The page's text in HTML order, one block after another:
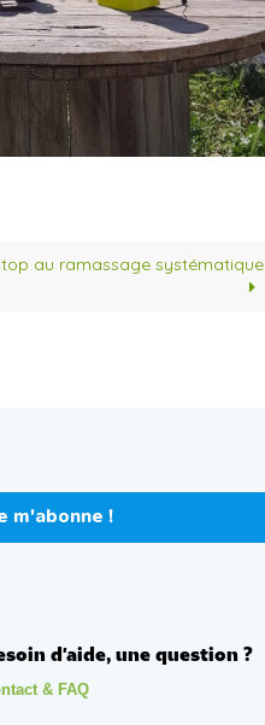
au ramassage systématique
m'abonne !
d'aide, une question ?
& FAQ